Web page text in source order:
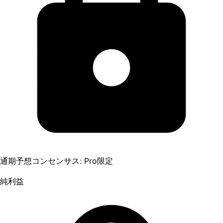
通期予想コンセンサス: Pro限定
純利益